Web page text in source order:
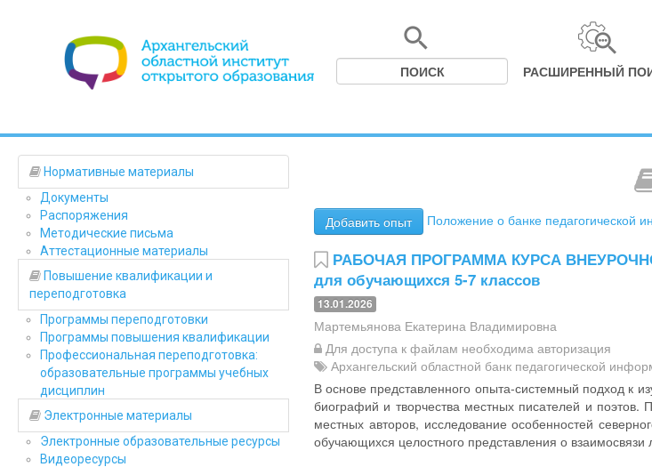
РАСШИРЕННЫЙ
Нормативные материалы
Документы
Распоряжения
Методические письма
Аттестационные материалы
Повышение квалификации и
переподготовка
Программы переподготовки
Программы повышения квалификации
Профессиональная переподготовка:
образовательные программы учебных
дисциплин
Электронные материалы
Электронные образовательные ресурсы
Видеоресурсы
Добавить опыт Положение о банке педагогической
РАБОЧАЯ ПРОГРАММА КУРСА
для обучающихся 5-7 классов
13.01.2026
Мартемьянова Екатерина Владимировна
Для доступа к файлам необходима авторизация
Архангельский областной банк педагогической
В основе представленного опыта-системный подход к
биографий и творчества местных писателей и
местных авторов, исследование особенностей
обучающихся целостного представления о взаимосвязи